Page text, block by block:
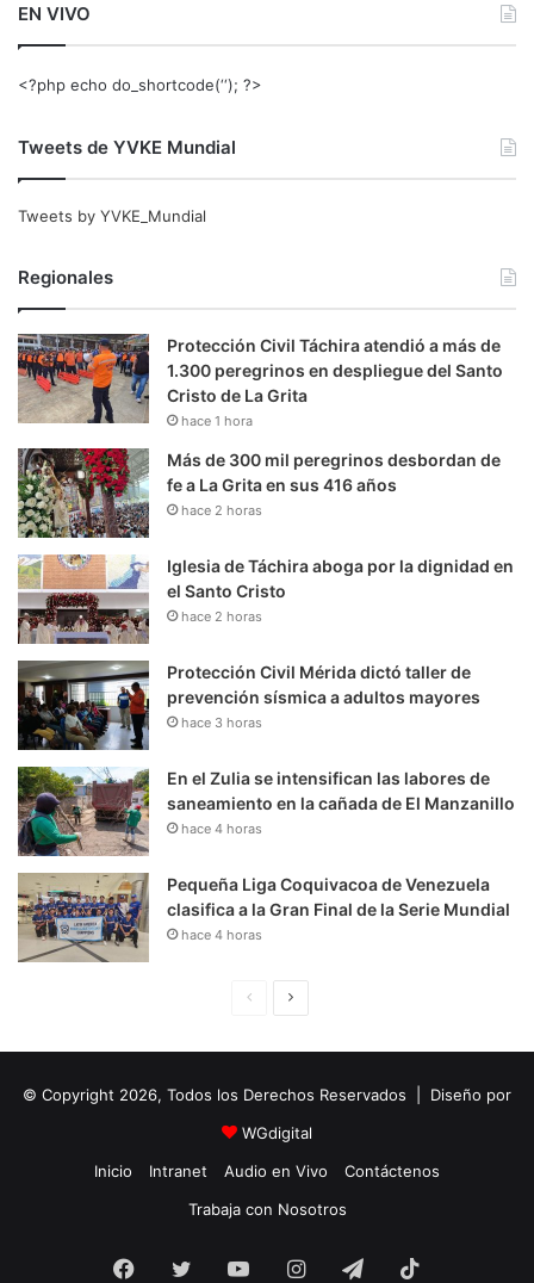
EN VIVO
<?php echo do_shortcode(‘‘); ?>
Tweets de YVKE Mundial
Tweets by YVKE_Mundial
Regionales
Protección Civil Táchira atendió a más de
1.300 peregrinos en despliegue del Santo
Cristo de La Grita
hace 1 hora
Más de 300 mil peregrinos desbordan de
fe a La Grita en sus 416 años
hace 2 horas
Iglesia de Táchira aboga por la dignidad en
el Santo Cristo
hace 2 horas
Protección Civil Mérida dictó taller de
prevención sísmica a adultos mayores
hace 3 horas
En el Zulia se intensifican las labores de
saneamiento en la cañada de El Manzanillo
hace 4 horas
Pequeña Liga Coquivacoa de Venezuela
clasifica a la Gran Final de la Serie Mundial
hace 4 horas
i
n
a
u
i
e
e
© Copyright 2026, Todos los Derechos Reservados | Diseño por
WGdigital
Inicio
Intranet Audio en Vivo
Contáctenos
Trabaja con Nosotros
Facebook
Twitter YouTubeInstagramTelegram